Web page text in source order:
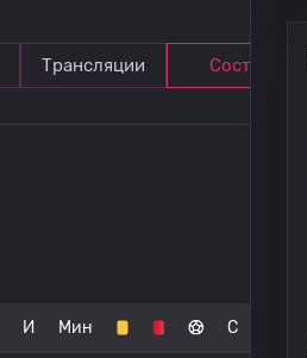
Трансляции Состав
И Мин С